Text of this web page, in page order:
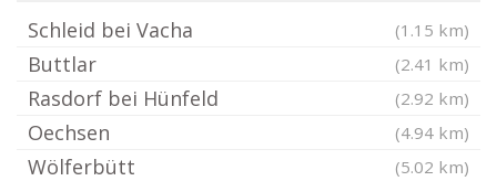
Schleid bei Vacha (1.15 km)
Buttlar (2.41 km)
Rasdorf bei Hünfeld (2.92 km)
Oechsen (4.94 km)
Wölferbütt (5.02 km)